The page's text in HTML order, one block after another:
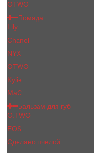
OTWO
Помада
Lily
Chanel
NYX
OTWO
Kylie
МаС
Бальзам для губ
O.TWO
EOS
Сделано пчелой